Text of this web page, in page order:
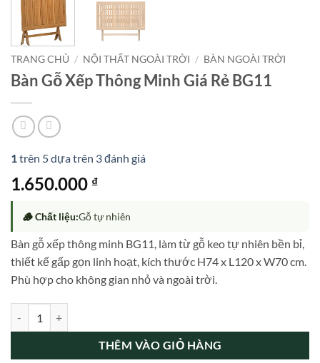
TRANG CHỦ / NỘI THẤT NGOÀI TRỜI / BÀN NGOÀI TRỜI
Bàn Gỗ Xếp Thông Minh Giá Rẻ BG11
1trên 5 dựa trên 3đánh giá
1.650.000 ₫
🪵 Chất liệu:Gỗ tự nhiên
Bàn gỗ xếp thông minh BG11, làm từ gỗ keo tự nhiên bền bỉ,
thiết kế gấp gọn linh hoạt, kích thước H74 x L120 x W70 cm.
Phù hợp cho không gian nhỏ và ngoài trời.
THÊM VÀO GIỎ HÀNG